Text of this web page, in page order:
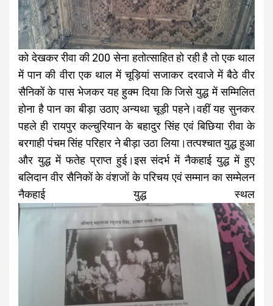
को देखकर रीवा की 200 सेना हतोत्साहित हो रही है तो एक थाल
में पान की वीरा एक थाल में चूड़ियां सजाकर दरवाजे में बैठे वीर
सैनिकों के पास भेजकर यह हुक्म दिया कि जिसे युद्ध में सम्मिलित
होना है पान का बीड़ा उठाए अन्यथा चूड़ी पहने।वहीं यह सुनकर
पहले ही रायपुर कल्चुरियान के बहादुर सिंह एवं बिछिया रीवा के
बरगाही पंचम सिंह परिहार ने बीड़ा उठा लिया।तत्पश्चात युद्ध हुआ
और युद्ध में फतेह प्राप्त हुई।इस संदर्भ में नैकहाई युद्ध में हुए
बलिदान वीर सैनिकों के वंशजों के परिचय एवं सम्मान का सम्मेलन
नैकहाई युद्ध स्थल